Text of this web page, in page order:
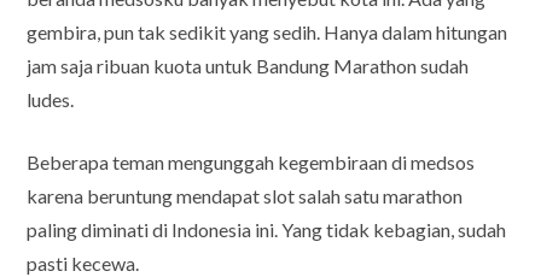
gembira, pun tak sedikit yang sedih. Hanya dalam hitungan
jam saja ribuan kuota untuk Bandung Marathon sudah
ludes.
Beberapa teman mengunggah kegembiraan di medsos
karena beruntung mendapat slot salah satu marathon
paling diminati di Indonesia ini. Yang tidak kebagian, sudah
pasti kecewa.